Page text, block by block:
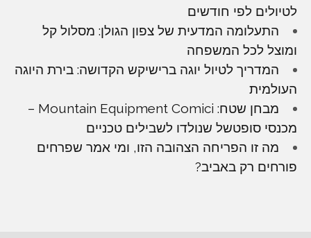
לטיולים לפי חודשים
התעלומה המדעית של צפון הגולן: מסלול קל
ומוצל לכל המשפחה
המדריך לטיול יוגה ברישיקש הקדושה: בירת היוגה
העולמית
מבחן שטח: Mountain Equipment Comici –
מכנסי סופטשל שנולדו לשבילים טכניים
מה זו הפריחה הצהובה הזו, ומי אמר שפרחים
פורחים רק באביב?